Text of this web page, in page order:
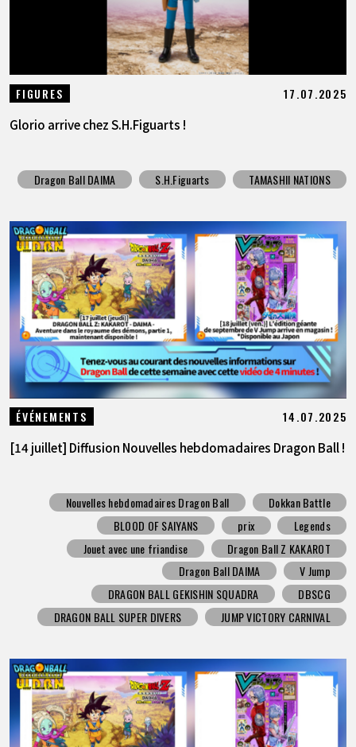
FIGURES 17.07.2025
Glorio arrive chez S.H.Figuarts !
Dragon Ball DAIMA S.H.Figuarts TAMASHII NATIONS
ÉVÉNEMENTS 14.07.2025
[14 juillet] Diffusion Nouvelles hebdomadaires Dragon Ball !
Nouvelles hebdomadaires Dragon Ball
Dokkan Battle
BLOOD OF SAIYANS
prix
Legends
Jouet avec une friandise
Dragon Ball Z KAKAROT
Dragon Ball DAIMA
V Jump
DRAGON BALL GEKISHIN SQUADRA
DBSCG
DRAGON BALL SUPER DIVERS
JUMP VICTORY CARNIVAL